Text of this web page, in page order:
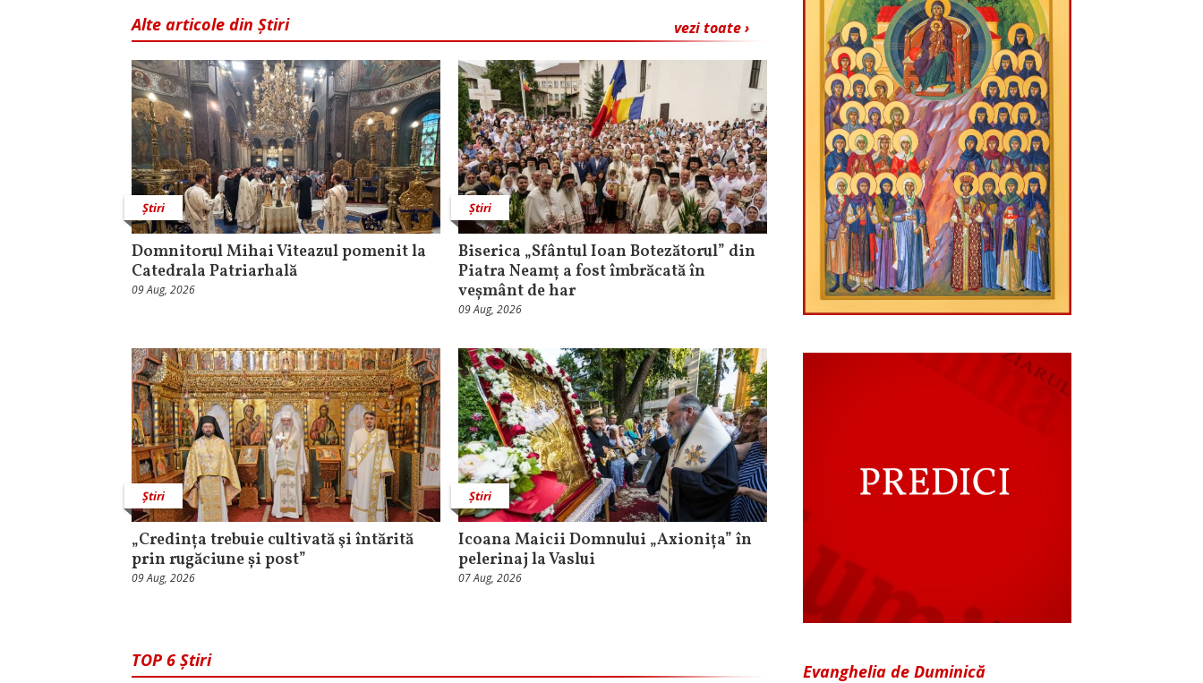
vezi toate ›
Alte articole din Știri
Știri
Domnitorul Mihai Viteazul pomenit la
Catedrala Patriarhală
09 Aug, 2026
Știri
Biserica „Sfântul Ioan Botezătorul” din
Piatra Neamț a fost îmbrăcată în
veșmânt de har
09 Aug, 2026
Știri
„Credința trebuie cultivată şi întărită
prin rugăciune și post”
09 Aug, 2026
Știri
Icoana Maicii Domnului „Axionița” în
pelerinaj la Vaslui
07 Aug, 2026
TOP 6 Știri
Evanghelia de Duminică